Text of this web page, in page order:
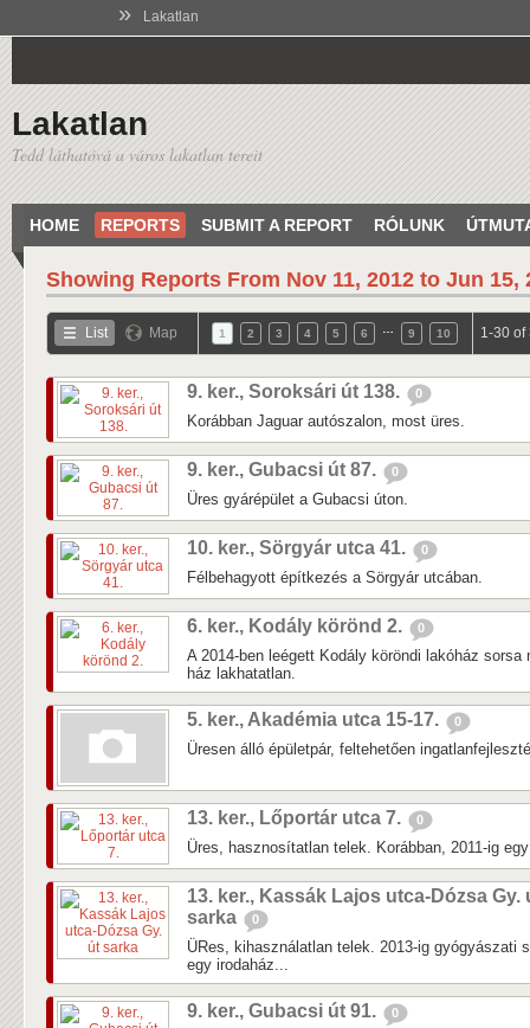
» Lakatlan
Lakatlan
Tedd láthatóvá a város lakatlan tereit
HOME REPORTS SUBMIT A REPORT RÓLUNK
Showing Reports From Nov 11, 2012 to Jun 15,
List Map 1 2 3 4 5 6 9 10 1-30 of
9. ker., Soroksári út 138. 0
Korábban Jaguar autószalon, most üres.
9. ker., Gubacsi út 87. 0
Üres gyárépület a Gubacsi úton.
10. ker., Sörgyár utca 41. 0
Félbehagyott építkezés a Sörgyár utcában.
6. ker., Kodály körönd 2. 0
A 2014-ben leégett Kodály köröndi lakóház sorsa
ház lakhatatlan.
5. ker., Akadémia utca 15-17. 0
Üresen álló épületpár, feltehetően
13. ker., Lőportár utca 7. 0
Üres, hasznosítatlan telek. Korábban, 2011-ig
13. ker., Kassák Lajos utca-Dózsa Gy.
sarka
0
ÜRes, kihasználatlan telek. 2013-ig gyógyászati
egy irodaház...
9. ker., Gubacsi út 91. 0